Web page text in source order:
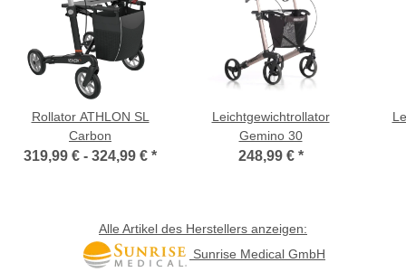
Rollator ATHLON SL
Carbon
319,99 € - 324,99 € *
Leichtgewichtrollator
Gemino 30
248,99 € *
Alle Artikel des Herstellers anzeigen:
Sunrise Medical GmbH